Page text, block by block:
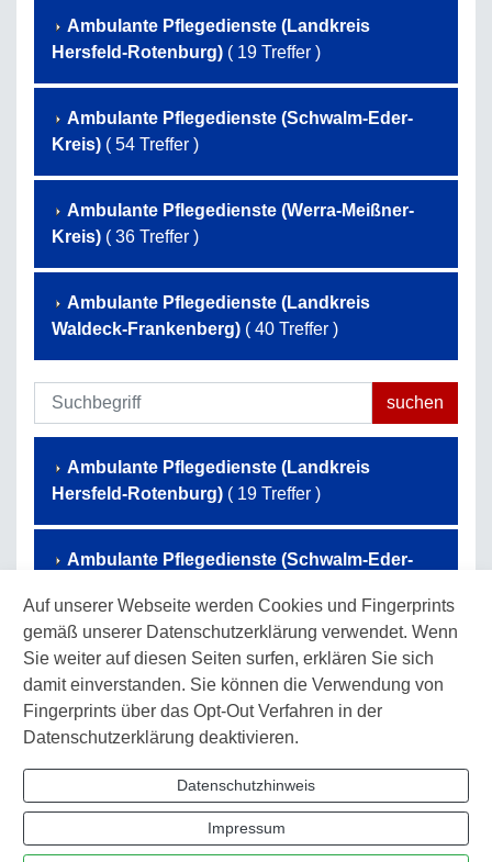
Auf unserer Webseite werden Cookies und Fingerprints
gemäß unserer Datenschutzerklärung verwendet. Wenn
Sie weiter auf diesen Seiten surfen, erklären Sie sich
damit einverstanden. Sie können die Verwendung von
Fingerprints über das Opt-Out Verfahren in der
Datenschutzerklärung deaktivieren.
Datenschutzhinweis
Impressum
Ambulante Pflegedienste (Landkreis
Hersfeld-Rotenburg) ( 19 Treffer )
Ambulante Pflegedienste (Schwalm-Eder-
Kreis) ( 54 Treffer )
Ambulante Pflegedienste (Werra-Meißner-
Kreis) ( 36 Treffer )
Ambulante Pflegedienste (Landkreis
Waldeck-Frankenberg) ( 40 Treffer )
Ambulante Pflegedienste (Landkreis
Hersfeld-Rotenburg) ( 19 Treffer )
Ambulante Pflegedienste (Schwalm-Eder-
Ambulante Pflegedienste (Werra-Meißner-
Kreis) ( 36 Treffer )
Ambulante Pflegedienste (Landkreis
Waldeck-Frankenberg)( 40 Treffer )